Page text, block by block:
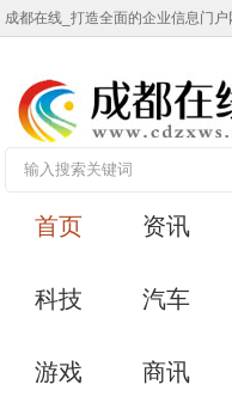
成都在线_打造全面的企业信息门户
首页 资讯
科技 汽车
游戏 商讯